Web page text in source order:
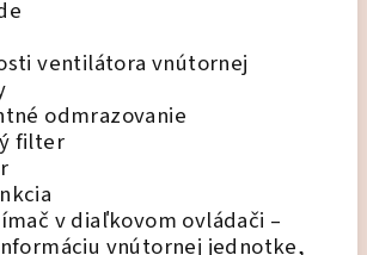
ventilátora vnútornej
odmrazovanie
filter
v diaľkovom ovládači –
vnútornej jednotke,